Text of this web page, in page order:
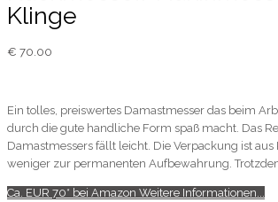
Klinge
€ 70.00
Ein tolles, preiswertes Damastmesser das beim
durch die gute handliche Form spaß macht. Das
Damastmessers fällt leicht. Die Verpackung ist
weniger zur permanenten Aufbewahrung.
Ca. EUR 70* bei Amazon Weitere Informationen...